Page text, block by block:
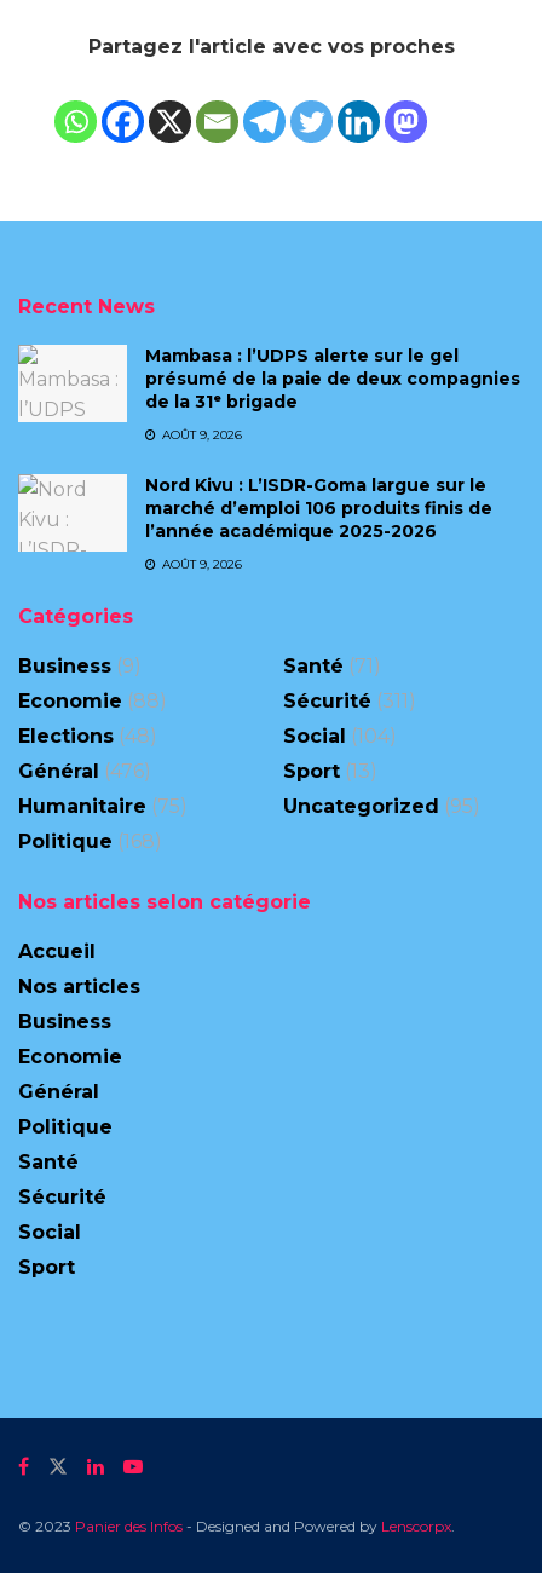
Partagez l'article avec vos proches
Recent News
Mambasa : l’UDPS alerte sur le gel
présumé de la paie de deux compagnies
de la 31ᵉ brigade
AOÛT 9, 2026
Nord Kivu : L’ISDR-Goma largue sur le
marché d’emploi 106 produits finis de
l’année académique 2025-2026
AOÛT 9, 2026
Catégories
Business (9)
Economie (88)
Elections (48)
Général (476)
Humanitaire (75)
Politique (168)
Santé (71)
Sécurité (311)
Social (104)
Sport (13)
Uncategorized (95)
Nos articles selon catégorie
Accueil
Nos articles
Business
Economie
Général
Politique
Santé
Sécurité
Social
Sport
© 2023 Panier des Infos - Designed and Powered by Lenscorpx